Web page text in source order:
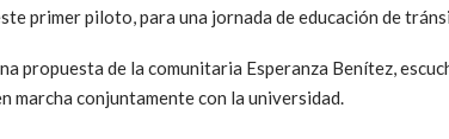
primer piloto, para una jornada de educación de
propuesta de la comunitaria Esperanza Benítez,
marcha conjuntamente con la universidad.